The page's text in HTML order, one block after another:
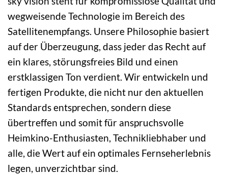
wegweisende Technologie im Bereich des
Satellitenempfangs. Unsere Philosophie basiert
auf der Überzeugung, dass jeder das Recht auf
ein klares, störungsfreies Bild und einen
erstklassigen Ton verdient. Wir entwickeln und
fertigen Produkte, die nicht nur den aktuellen
Standards entsprechen, sondern diese
übertreffen und somit für anspruchsvolle
Heimkino-Enthusiasten, Technikliebhaber und
alle, die Wert auf ein optimales Fernseherlebnis
legen, unverzichtbar sind.